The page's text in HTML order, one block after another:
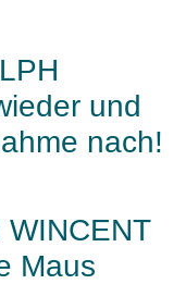
und
nach!
Maus